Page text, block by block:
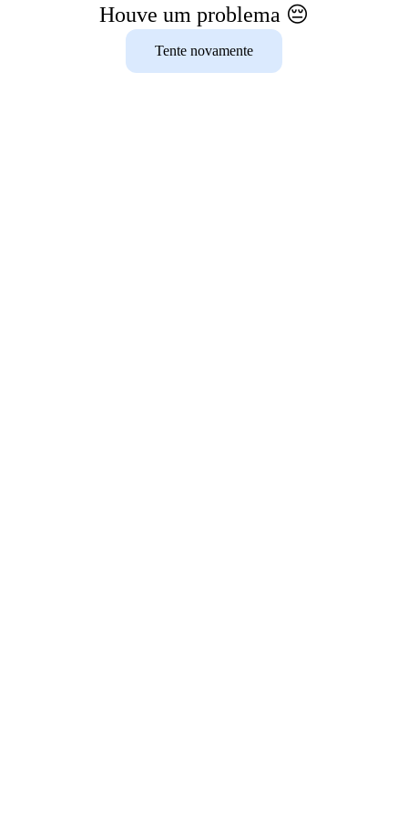
Houve um problema 😔
Tente novamente